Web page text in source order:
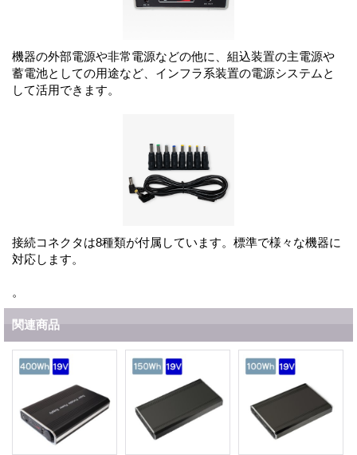
機器の外部電源や非常電源などの他に、組込装置の主電源や
蓄電池としての用途など、インフラ系装置の電源システムと
して活用できます。
接続コネクタは8種類が付属しています。標準で様々な機器に
対応します。
。
関連商品